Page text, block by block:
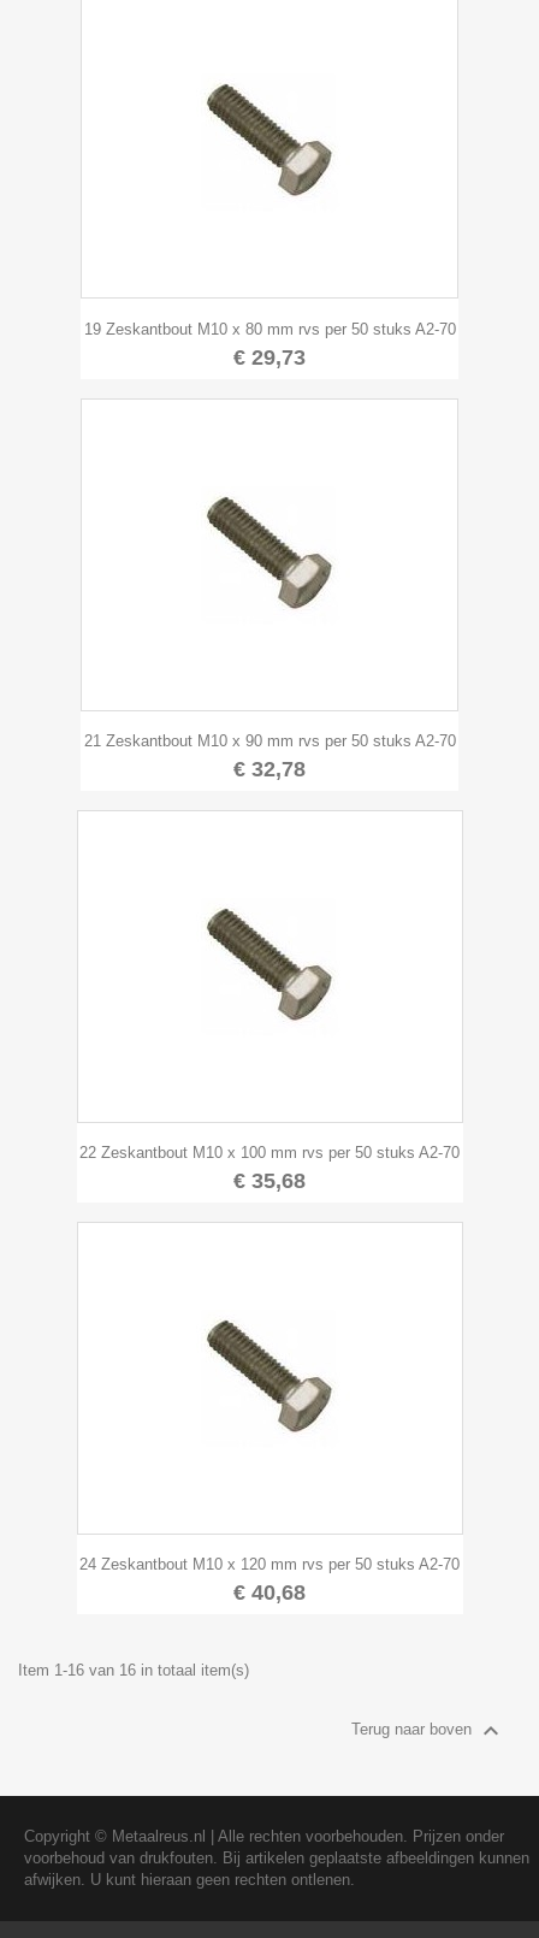
19 Zeskantbout M10 x 80 mm rvs per 50 stuks A2-70
€ 29,73
21 Zeskantbout M10 x 90 mm rvs per 50 stuks A2-70
€ 32,78
22 Zeskantbout M10 x 100 mm rvs per 50 stuks A2-70
€ 35,68
24 Zeskantbout M10 x 120 mm rvs per 50 stuks A2-70
€ 40,68
Item 1-16 van 16 in totaal item(s)
Terug naar boven 
Copyright © Metaalreus.nl
| Alle rechten voorbehouden. Prijzen onder
voorbehoud van drukfouten. Bij artikelen geplaatste afbeeldingen kunnen
afwijken. U kunt hieraan geen rechten ontlenen.